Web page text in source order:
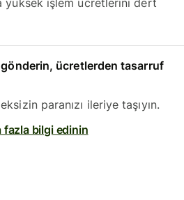
yüksek işlem ücretlerini dert
gönderin, ücretlerden tasarruf
paranızı ileriye taşıyın.
fazla bilgi edinin